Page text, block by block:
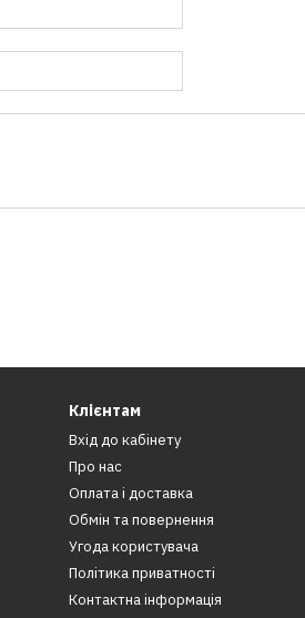
Клієнтам
Вхід до кабінету
Про нас
Оплата і доставка
Обмін та повернення
Угода користувача
Політика приватності
Контактна інформація